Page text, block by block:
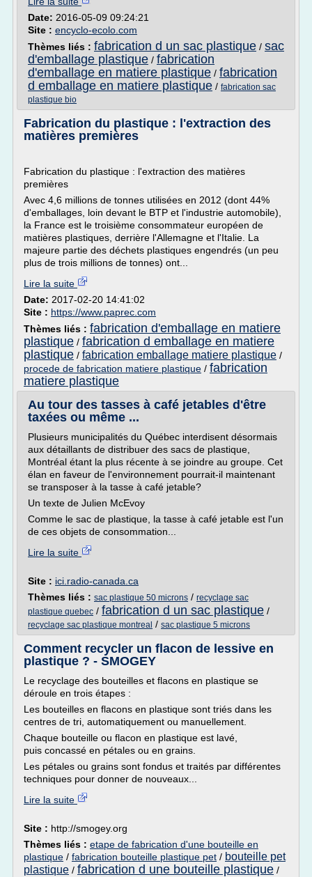
Date: 2016-05-09 09:24:21
Site : encyclo-ecolo.com
Thèmes liés : fabrication d un sac plastique / sac
d'emballage plastique / fabrication
d'emballage en matiere plastique / fabrication
d emballage en matiere plastique / fabrication sac
plastique bio
Fabrication du plastique : l'extraction des
matières premières
Fabrication du plastique : l'extraction des matières
premières
Avec 4,6 millions de tonnes utilisées en 2012 (dont 44%
d'emballages, loin devant le BTP et l'industrie automobile),
la France est le troisième consommateur européen de
matières plastiques, derrière l'Allemagne et l'Italie. La
majeure partie des déchets plastiques engendrés (un peu
plus de trois millions de tonnes) ont...
Lire la suite
Date: 2017-02-20 14:41:02
Site : https://www.paprec.com
Thèmes liés : fabrication d'emballage en matiere
plastique / fabrication d emballage en matiere
plastique / fabrication emballage matiere plastique /
procede de fabrication matiere plastique / fabrication
matiere plastique
Au tour des tasses à café jetables d'être
taxées ou même ...
Plusieurs municipalités du Québec interdisent désormais
aux détaillants de distribuer des sacs de plastique,
Montréal étant la plus récente à se joindre au groupe. Cet
élan en faveur de l'environnement pourrait-il maintenant
se transposer à la tasse à café jetable?
Un texte de Julien McEvoy
Comme le sac de plastique, la tasse à café jetable est l'un
de ces objets de consommation...
Lire la suite
Site : ici.radio-canada.ca
Thèmes liés : sac plastique 50 microns / recyclage sac
plastique quebec / fabrication d un sac plastique /
recyclage sac plastique montreal / sac plastique 5 microns
Comment recycler un flacon de lessive en
plastique ? - SMOGEY
Le recyclage des bouteilles et flacons en plastique se
déroule en trois étapes :
Les bouteilles en flacons en plastique sont triés dans les
centres de tri, automatiquement ou manuellement.
Chaque bouteille ou flacon en plastique est lavé,
puis concassé en pétales ou en grains.
Les pétales ou grains sont fondus et traités par différentes
techniques pour donner de nouveaux...
Lire la suite
Site : http://smogey.org
Thèmes liés : etape de fabrication d'une bouteille en
plastique / fabrication bouteille plastique pet / bouteille pet
plastique / fabrication d une bouteille plastique /